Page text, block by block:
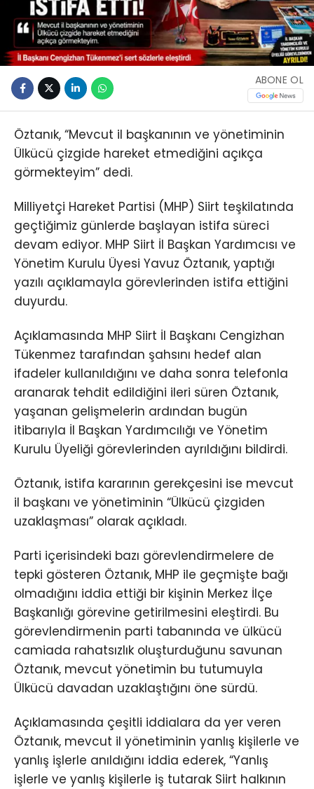
ABONE OL
Öztanık, “Mevcut il başkanının ve yönetiminin
Ülkücü çizgide hareket etmediğini açıkça
görmekteyim” dedi.
Milliyetçi Hareket Partisi (MHP) Siirt teşkilatında
geçtiğimiz günlerde başlayan istifa süreci
devam ediyor. MHP Siirt İl Başkan Yardımcısı ve
Yönetim Kurulu Üyesi Yavuz Öztanık, yaptığı
yazılı açıklamayla görevlerinden istifa ettiğini
duyurdu.
Açıklamasında MHP Siirt İl Başkanı Cengizhan
Tükenmez tarafından şahsını hedef alan
ifadeler kullanıldığını ve daha sonra telefonla
aranarak tehdit edildiğini ileri süren Öztanık,
yaşanan gelişmelerin ardından bugün
itibarıyla İl Başkan Yardımcılığı ve Yönetim
Kurulu Üyeliği görevlerinden ayrıldığını bildirdi.
Öztanık, istifa kararının gerekçesini ise mevcut
il başkanı ve yönetiminin “Ülkücü çizgiden
uzaklaşması” olarak açıkladı.
Parti içerisindeki bazı görevlendirmelere de
tepki gösteren Öztanık, MHP ile geçmişte bağı
olmadığını iddia ettiği bir kişinin Merkez İlçe
Başkanlığı görevine getirilmesini eleştirdi. Bu
görevlendirmenin parti tabanında ve ülkücü
camiada rahatsızlık oluşturduğunu savunan
Öztanık, mevcut yönetimin bu tutumuyla
Ülkücü davadan uzaklaştığını öne sürdü.
Açıklamasında çeşitli iddialara da yer veren
Öztanık, mevcut il yönetiminin yanlış kişilerle ve
yanlış işlerle anıldığını iddia ederek, “Yanlış
işlerle ve yanlış kişilerle iş tutarak Siirt halkının